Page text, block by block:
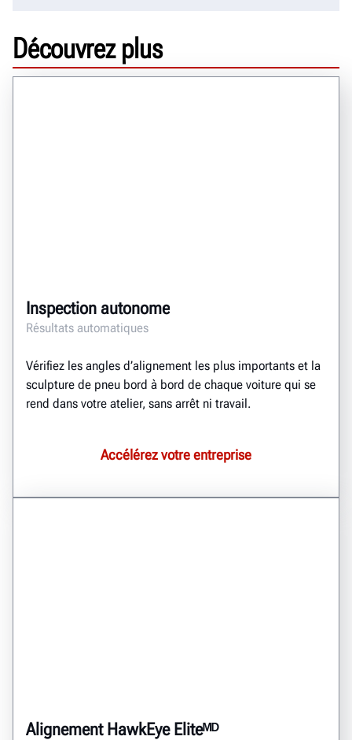
Découvrez plus
Inspection autonome
Résultats automatiques
Vérifiez les angles d’alignement les plus importants et la
sculpture de pneu bord à bord de chaque voiture qui se
rend dans votre atelier, sans arrêt ni travail.
Accélérez votre entreprise
Alignement HawkEye Eliteᴹᴰ